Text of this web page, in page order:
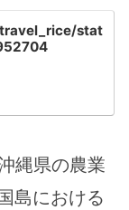
stat
縄県の農業
島における